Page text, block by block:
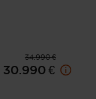
34.990 €
30.990 €